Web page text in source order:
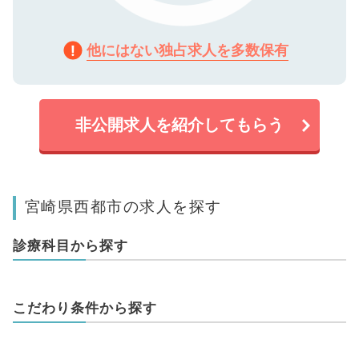
他にはない独占求人を多数保有
非公開求人を紹介してもらう
宮崎県西都市の求人を探す
診療科目から探す
こだわり条件から探す